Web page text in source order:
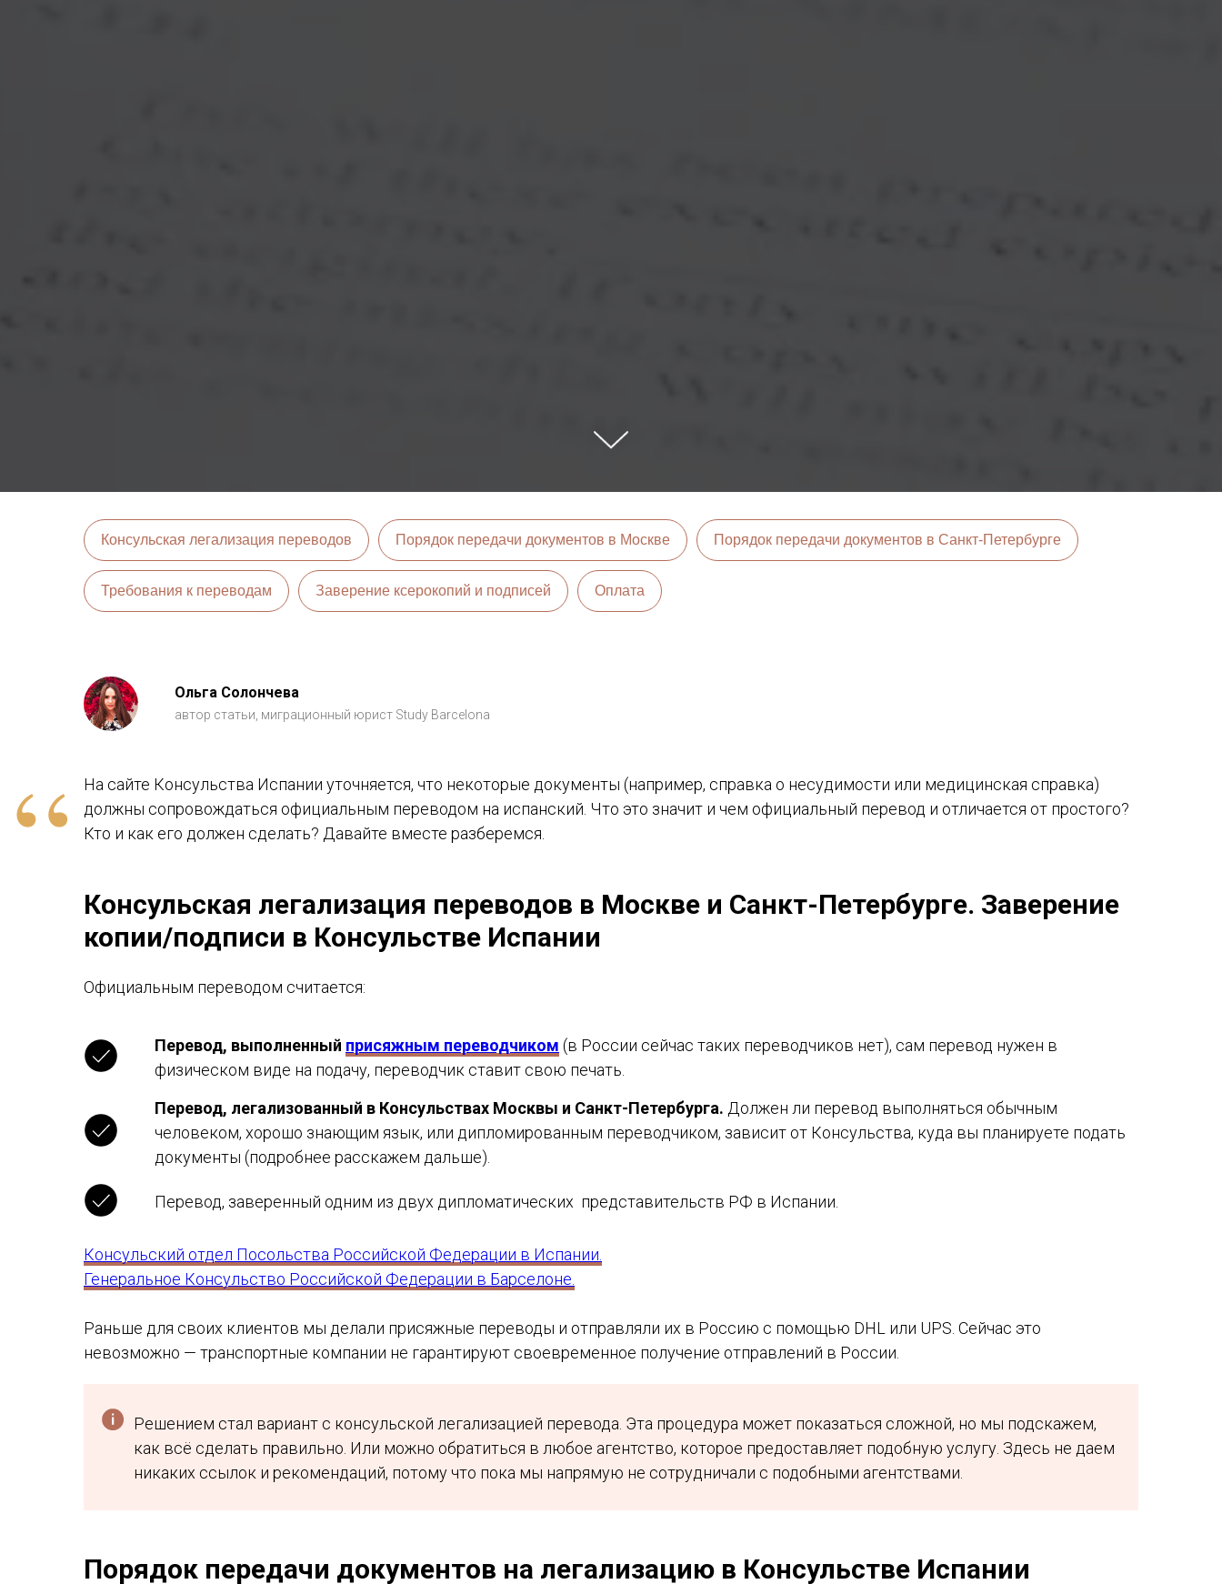
Консульская легализация переводов Порядок передачи документов в Москве Порядок передачи документов в Санкт-Петербурге
Требования к переводам Заверение ксерокопий и подписей Оплата
Ольга Солончева
автор статьи, миграционный юрист Study Barcelona
“
На сайте Консульства Испании уточняется, что некоторые документы (например, справка о несудимости или медицинская справка)
должны сопровождаться официальным переводом на испанский. Что это значит и чем официальный перевод и отличается от простого?
Кто и как его должен сделать? Давайте вместе разберемся.
Консульская легализация переводов в Москве и Санкт-Петербурге. Заверение
копии/подписи в Консульстве Испании
Официальным переводом считается:
Перевод, выполненный присяжным переводчиком (в России сейчас таких переводчиков нет), сам перевод нужен в
физическом виде на подачу, переводчик ставит свою печать.
Перевод, легализованный в Консульствах Москвы и Санкт-Петербурга. Должен ли перевод выполняться обычным
человеком, хорошо знающим язык, или дипломированным переводчиком, зависит от Консульства, куда вы планируете подать
документы (подробнее расскажем дальше).
Перевод, заверенный одним из двух дипломатических представительств РФ в Испании.
Консульский отдел Посольства Российской Федерации в Испании.
Генеральное Консульство Российской Федерации в Барселоне.
Раньше для своих клиентов мы делали присяжные переводы и отправляли их в Россию с помощью DHL или UPS. Сейчас это
невозможно — транспортные компании не гарантируют своевременное получение отправлений в России.
Решением стал вариант с консульской легализацией перевода. Эта процедура может показаться сложной, но мы подскажем,
как всё сделать правильно. Или можно обратиться в любое агентство, которое предоставляет подобную услугу. Здесь не даем
никаких ссылок и рекомендаций, потому что пока мы напрямую не сотрудничали с подобными агентствами.
Порядок передачи документов на легализацию в Консульстве Испании